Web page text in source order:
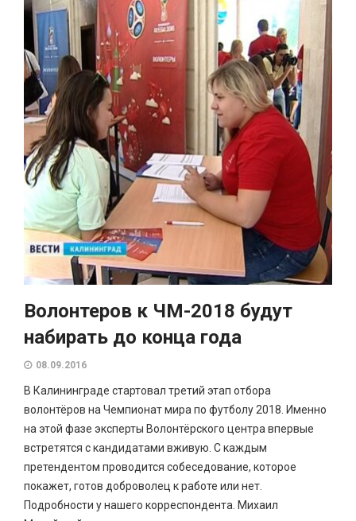
Волонтеров к ЧМ-2018 будут
набирать до конца года
08.09.2016
В Калининграде стартовал третий этап отбора
волонтёров на Чемпионат мира по футболу 2018. Именно
на этой фазе эксперты Волонтёрского центра впервые
встретятся с кандидатами вживую. С каждым
претендентом проводится собеседование, которое
покажет, готов доброволец к работе или нет.
Подробности у нашего корреспондента. Михаил